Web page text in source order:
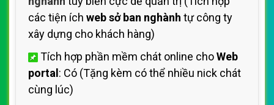
các tiện ích web sở ban nghành tự công ty
xây dựng cho khách hàng)
Tích hợp phần mềm chát online choWeb
portal : Có (Tặng kèm có thể nhiều nick chát
cùng lúc)